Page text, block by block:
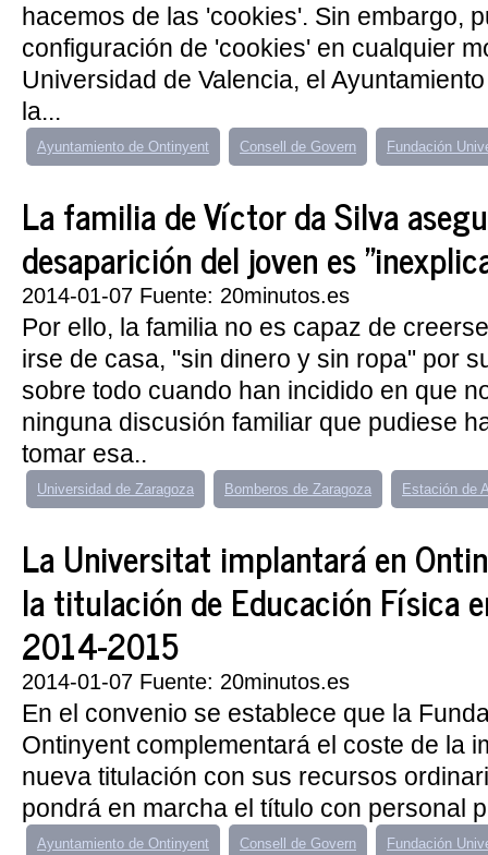
hacemos de las 'cookies'. Sin embargo,
configuración de 'cookies' en cualquier
Universidad de Valencia, el
la...
Ayuntamiento de Ontinyent Consell de Govern Fundación
La familia de Víctor da Silva
desaparición del joven es
2014-01-07 Fuente: 20minutos.es
Por ello, la familia no es capaz de
irse de casa, "sin dinero y sin ropa" por
sobre todo cuando han incidido en que
ninguna discusión familiar que pudiese
tomar esa..
Universidad de Zaragoza Bomberos de Zaragoza Estación de
La Universitat implantará en
la titulación de Educación Física
2014-2015
2014-01-07 Fuente: 20minutos.es
En el convenio se establece que la
Ontinyent complementará el coste de la
nueva titulación con sus recursos
pondrá en marcha el título con personal
Ayuntamiento de Ontinyent Consell de Govern Fundación